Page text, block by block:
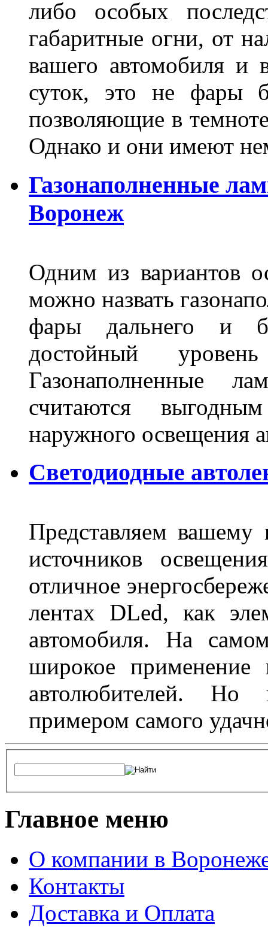
либо особых
габаритные огни, от
вашего автомобиля и
суток, это не фары
позволяющие в
Однако и они имеют
Газонаполненные
Воронеж
Одним из вариантов
можно назвать
фары дальнего и
достойный
Газонаполненные
считаются
наружного освещения
Светодиодные
Представляем
источников
отличное
лентах DLed, как
автомобиля. На
широкое
автолюбителей. Но
примером самого
Главное меню
О компании в
Контакты
Доставка и Оплата